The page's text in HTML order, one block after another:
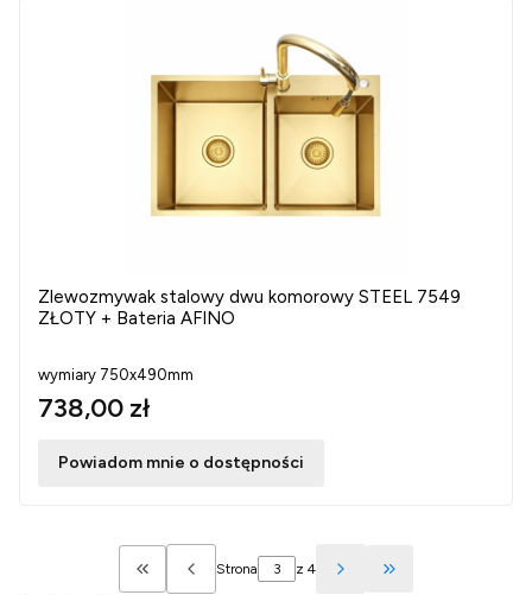
Zlewozmywak stalowy dwu komorowy STEEL 7549
ZŁOTY + Bateria AFINO
wymiary 750x490mm
738,00 zł
Powiadom mnie o dostępności
Wróć do pierwszej strony z produktami
Strona z 4
Przejdź do